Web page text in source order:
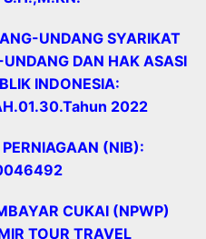
UNDANG SYARIKAT
DAN HAK ASASI
INDONESIA:
2022
(NIB):
CUKAI (NPWP)
TOUR TRAVEL